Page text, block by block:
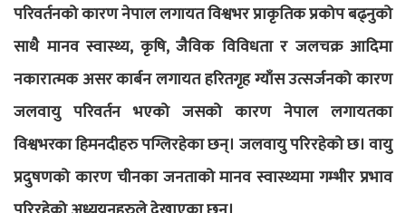
परिवर्तनको कारण नेपाल लगायत विश्वभर प्राकृतिक प्रकोप बढ्नुको
साथै मानव स्वास्थ्य, कृषि, जैविक विविधता र जलचक्र आदिमा
नकारात्मक असर कार्बन लगायत हरितगृह ग्याँस उत्सर्जनको कारण
जलवायु परिवर्तन भएको जसको कारण नेपाल लगायतका
विश्वभरका हिमनदीहरु पग्लिरहेका छन्। जलवायु परिरहेको छ। वायु
प्रदुषणको कारण चीनका जनताको मानव स्वास्थ्यमा गम्भीर प्रभाव